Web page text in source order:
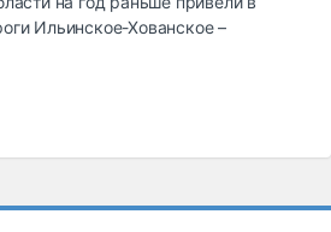
Ильинское-Хованское –